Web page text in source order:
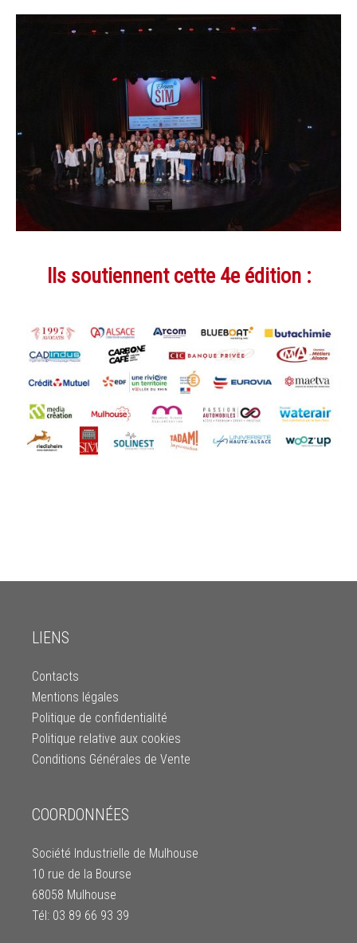
Ils soutiennent cette 4e édition :
LIENS
Contacts
Mentions légales
Politique de confidentialité
Politique relative aux cookies
Conditions Générales de Vente
COORDONNÉES
Société Industrielle de Mulhouse
10 rue de la Bourse
68058 Mulhouse
Tél: 03 89 66 93 39